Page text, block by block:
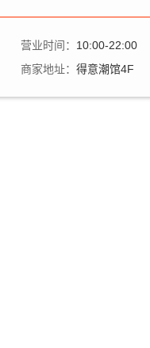
营业时间： 10:00-22:00
商家地址： 得意潮馆4F